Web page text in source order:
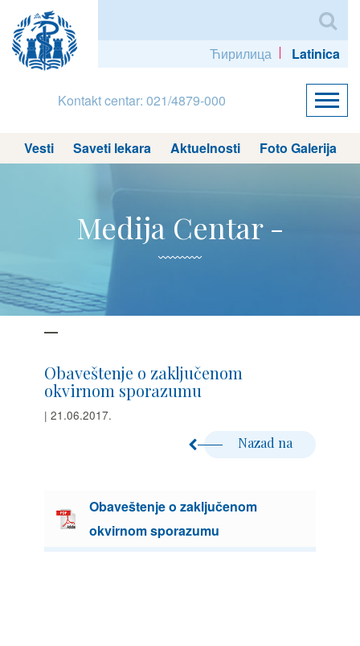
Ћирилица Latinica
Kontakt centar: 021/4879-000
Vesti Saveti lekara Aktuelnosti Foto Galerija
Medija Centar -
Obaveštenje o zaključenom
okvirnom sporazumu
| 21.06.2017.
Nazad na
Obaveštenje o zaključenom
okvirnom sporazumu